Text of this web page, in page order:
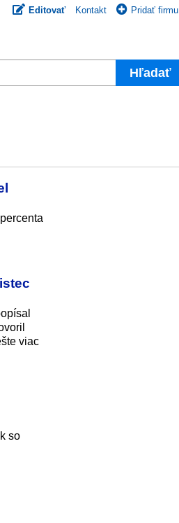
Editovať Kontakt Pridať firmu
Hľadať
viac
so